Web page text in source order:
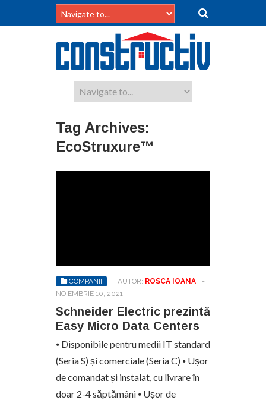
Tag Archives:
EcoStruxure™
COMPANII AUTOR: ROSCA IOANA
-
NOIEMBRIE 10, 2021
Schneider Electric prezintă
Easy Micro Data Centers
⦁ Disponibile pentru medii IT standard
(Seria S) și comerciale (Seria C) ⦁ Ușor
de comandat și instalat, cu livrare în
doar 2-4 săptămâni ⦁ Ușor de